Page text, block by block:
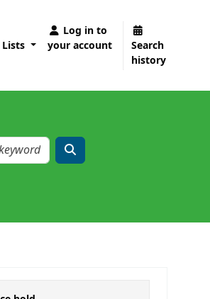
Lists
Log in to
your account
Search
history